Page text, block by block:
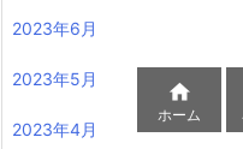
2023年6月
2023年5月
2023年4月

ホーム